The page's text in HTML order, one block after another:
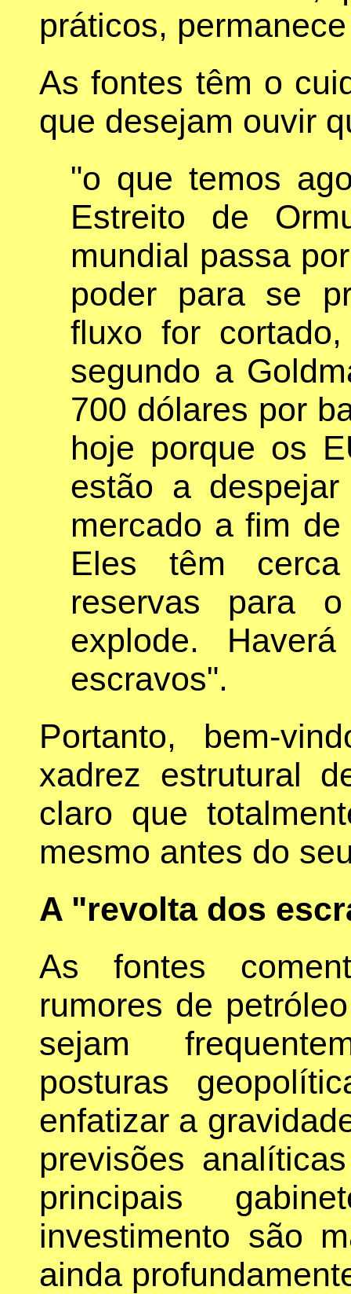
práticos,
As fontes têm o
que desejam ouvir
"o que temos
Estreito de
mundial passa
poder para se
fluxo for
segundo a
700 dólares por
hoje porque os
estão a
mercado a fim
Eles têm
reservas para
explode.
escravos".
Portanto, bem-
xadrez estrutural
claro que
mesmo antes do
A "revolta dos
As fontes
rumores de
sejam
posturas
enfatizar a
previsões
principais
investimento são
ainda